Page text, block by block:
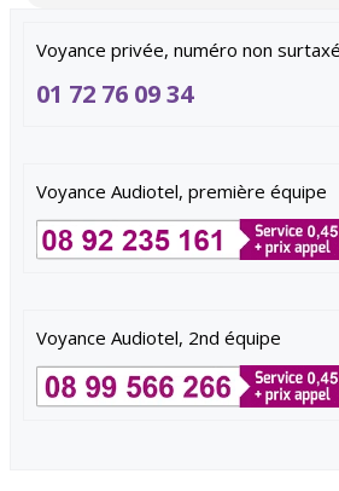
Voyance privée, numéro non
01 72 76 09 34
Voyance Audiotel, première équipe
Voyance Audiotel, 2nd équipe